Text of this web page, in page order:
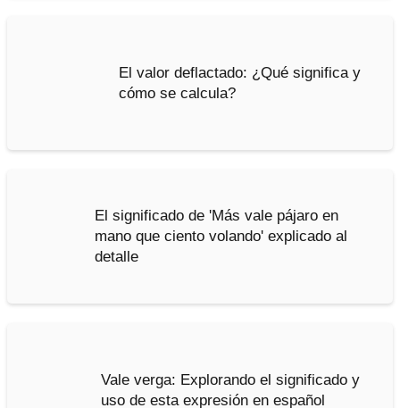
El valor deflactado: ¿Qué significa y
cómo se calcula?
El significado de 'Más vale pájaro en
mano que ciento volando' explicado al
detalle
Vale verga: Explorando el significado y
uso de esta expresión en español